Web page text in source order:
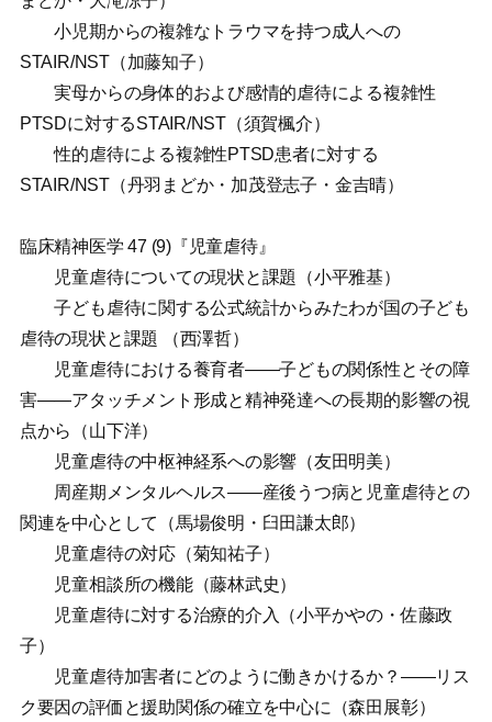
小児期からの複雑なトラウマを持つ成人への
STAIR/NST（加藤知子）
実母からの身体的および感情的虐待による複雑性
PTSDに対するSTAIR/NST（須賀楓介）
性的虐待による複雑性PTSD患者に対する
STAIR/NST（丹羽まどか・加茂登志子・金吉晴）
臨床精神医学 47 (9)『児童虐待』
児童虐待についての現状と課題（小平雅基）
子ども虐待に関する公式統計からみたわが国の子ども
虐待の現状と課題 （西澤哲）
児童虐待における養育者——子どもの関係性とその障
害——アタッチメント形成と精神発達への長期的影響の視
点から（山下洋）
児童虐待の中枢神経系への影響（友田明美）
周産期メンタルヘルス——産後うつ病と児童虐待との
関連を中心として（馬場俊明・臼田謙太郎）
児童虐待の対応（菊知祐子）
児童相談所の機能（藤林武史）
児童虐待に対する治療的介入（小平かやの・佐藤政
子）
児童虐待加害者にどのように働きかけるか？——リス
ク要因の評価と援助関係の確立を中心に（森田展彰）